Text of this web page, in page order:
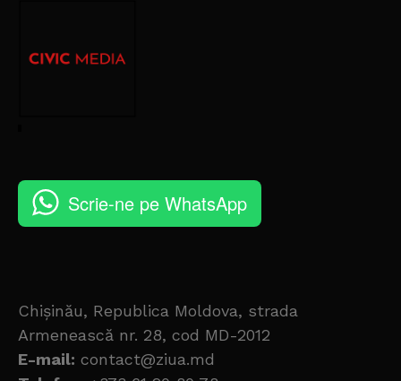
Scrie-ne pe WhatsApp
Chișinău, Republica Moldova, strada
Armenească nr. 28, cod MD-2012
E-mail: contact@ziua.md